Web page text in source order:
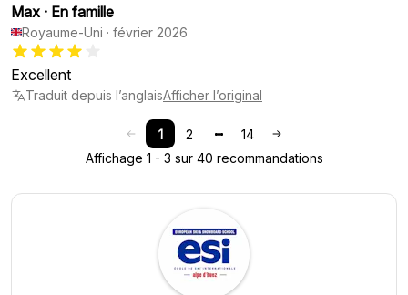
Max · En famille
Royaume-Uni · février 2026
Excellent
Traduit depuis l’anglaisAfficher l’original
1 2
14
Affichage 1 - 3 sur 40 recommandations